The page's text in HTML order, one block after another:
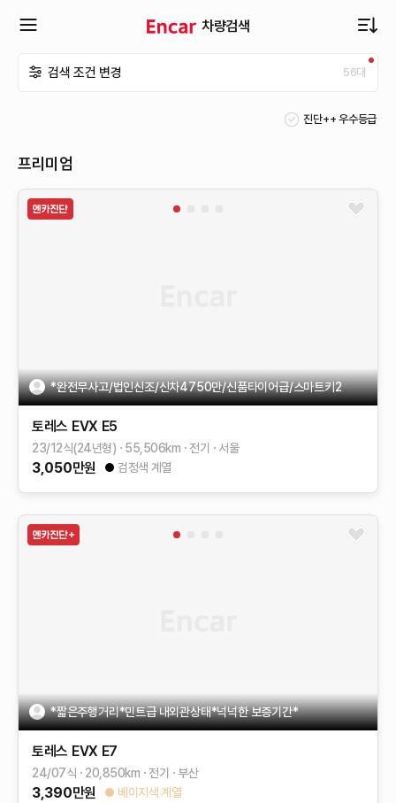
차량검색
뉴
검색 조건 변경 56대
진단++ 우수등급
프리미엄
*완전무사고/법인신조/신차4750만/신품타이어급/스마트키2
토레스 EVX E5
23/12식(24년형) 55,506km 전기 서울
3,050만원 검정색 계열
*짧은주행거리*민트급 내외관상태*넉넉한 보증기간*
토레스 EVX E7
24/07식 20,850km 전기 부산
3,390만원 베이지색 계열